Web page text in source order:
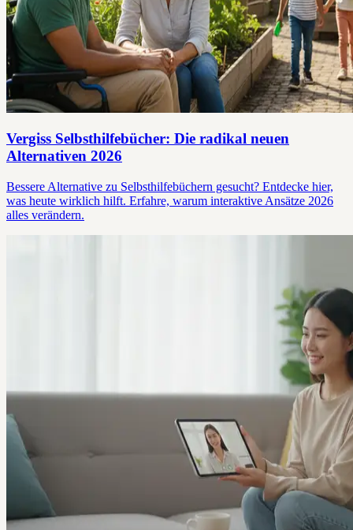
Vergiss Selbsthilfebücher: Die radikal neuen
Alternativen 2026
Bessere Alternative zu Selbsthilfebüchern gesucht? Entdecke hier,
was heute wirklich hilft. Erfahre, warum interaktive Ansätze 2026
alles verändern.